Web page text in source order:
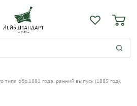
обр.1881 года, ранний выпуск (1885 год),